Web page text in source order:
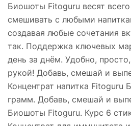
Биошоты Fitoguru весят
смешивать с любыми
создавая любые сочетания
так. Поддержка ключевых
день за днём. Удобно,
рукой! Добавь, смешай и
Концентрат напитка Fitoguru
грамм. Добавь, смешай и
Биошоты Fitoguru. Курс 6